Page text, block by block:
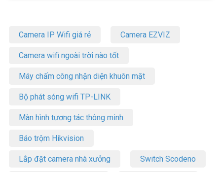
Camera IP Wifi giá rẻ Camera EZVIZ
Camera wifi ngoài trời nào tốt
Máy chấm công nhận diện khuôn mặt
Bộ phát sóng wifi TP-LINK
Màn hình tương tác thông minh
Báo trộm Hikvision
Lắp đặt camera nhà xưởng Switch Scodeno